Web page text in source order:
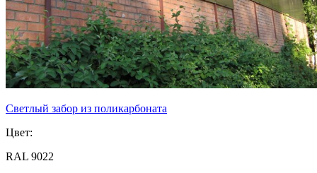
Светлый забор из поликарбоната
Цвет:
RAL 9022